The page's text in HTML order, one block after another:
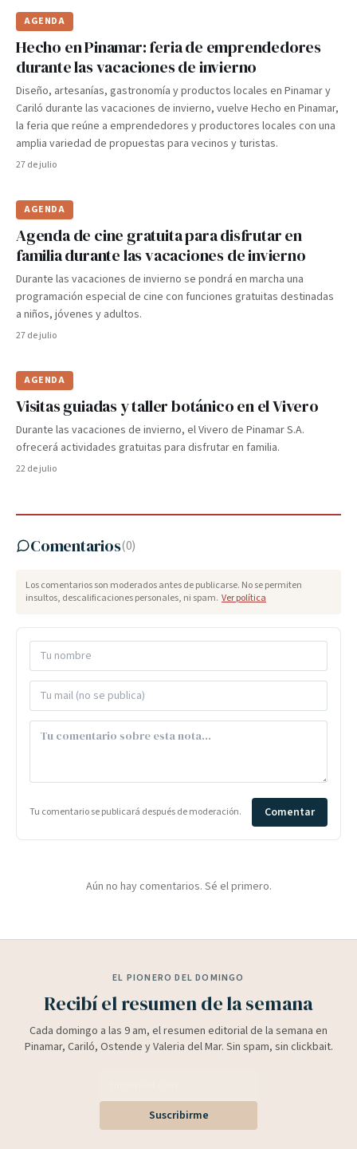
AGENDA
Hecho en Pinamar: feria de emprendedores
durante las vacaciones de invierno
Diseño, artesanías, gastronomía y productos locales en Pinamar y
Cariló durante las vacaciones de invierno, vuelve Hecho en Pinamar,
la feria que reúne a emprendedores y productores locales con una
amplia variedad de propuestas para vecinos y turistas.
27 de julio
AGENDA
Agenda de cine gratuita para disfrutar en
familia durante las vacaciones de invierno
Durante las vacaciones de invierno se pondrá en marcha una
programación especial de cine con funciones gratuitas destinadas
a niños, jóvenes y adultos.
27 de julio
AGENDA
Visitas guiadas y taller botánico en el Vivero
Durante las vacaciones de invierno, el Vivero de Pinamar S.A.
ofrecerá actividades gratuitas para disfrutar en familia.
22 de julio
Comentarios(0)
Los comentarios son moderados antes de publicarse. No se permiten
insultos, descalificaciones personales, ni spam. Ver política
Tu comentario se publicará después de moderación. Comentar
Aún no hay comentarios. Sé el primero.
EL PIONERO DEL DOMINGO
Recibí el resumen de la semana
Cada domingo a las 9 am, el resumen editorial de la semana en
Pinamar, Cariló, Ostende y Valeria del Mar. Sin spam, sin clickbait.
Suscribirme